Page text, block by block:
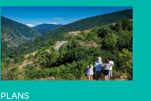
PLANS